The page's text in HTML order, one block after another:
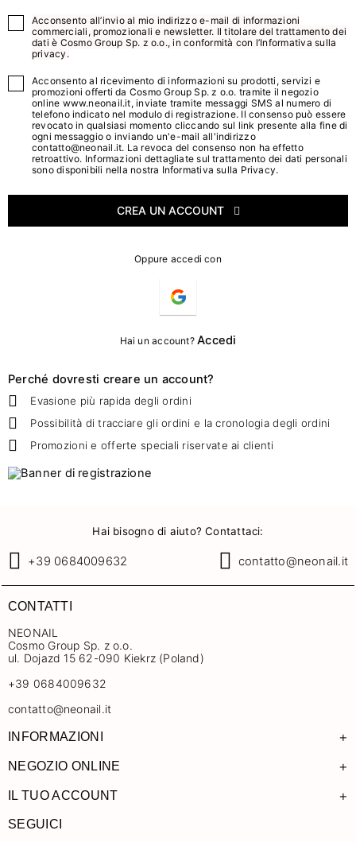
Acconsento all’invio al mio indirizzo e-mail di informazioni
commerciali, promozionali e newsletter. Il titolare del trattamento dei
dati è Cosmo Group Sp. z o.o., in conformità con l’Informativa sulla
privacy.
Acconsento al ricevimento di informazioni su prodotti, servizi e
promozioni offerti da Cosmo Group Sp. z o.o. tramite il negozio
online www.neonail.it, inviate tramite messaggi SMS al numero di
telefono indicato nel modulo di registrazione. Il consenso può essere
revocato in qualsiasi momento cliccando sul link presente alla fine di
ogni messaggio o inviando un'e-mail all'indirizzo
contatto@neonail.it. La revoca del consenso non ha effetto
retroattivo. Informazioni dettagliate sul trattamento dei dati personali
sono disponibili nella nostra Informativa sulla Privacy.
CREA UN ACCOUNT
Oppure accedi con
Hai un account?Accedi
Perché dovresti creare un account?
Evasione più rapida degli ordini
Possibilità di tracciare gli ordini e la cronologia degli ordini
Promozioni e offerte speciali riservate ai clienti
Hai bisogno di aiuto? Contattaci:
+39 0684009632 contatto@neonail.it
CONTATTI
NEONAIL
Cosmo Group Sp. z o.o.
ul. Dojazd 15 62-090 Kiekrz (Poland)
+39 0684009632
contatto@neonail.it
INFORMAZIONI +
NEGOZIO ONLINE +
IL TUO ACCOUNT +
SEGUICI